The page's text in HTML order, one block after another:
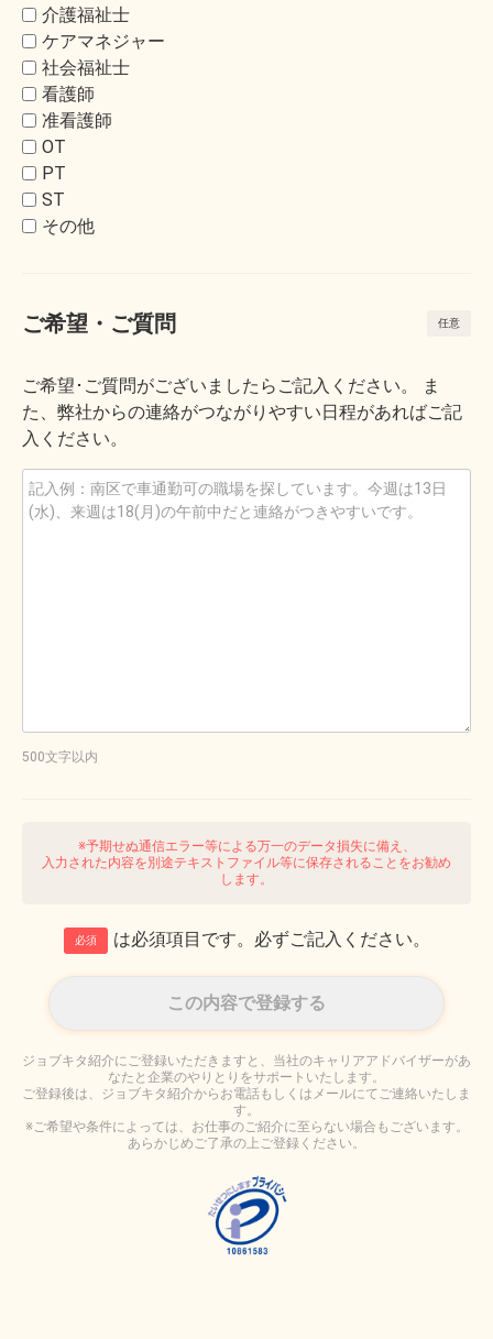
介護福祉士
ケアマネジャー
社会福祉士
看護師
准看護師
OT
PT
ST
その他
ご希望・ご質問
ご希望･ご質問がございましたらご記入ください。 ま
た、弊社からの連絡がつながりやすい日程があればご記
入ください。
500文字以内
※予期せぬ通信エラー等による万一のデータ損失に備え、
入力された内容を別途テキストファイル等に保存されることをお勧め
します。
必須 は必須項目です。必ずご記入ください。
ジョブキタ紹介にご登録いただきますと、当社のキャリアアドバイザーがあ
なたと企業のやりとりをサポートいたします。
ご登録後は、ジョブキタ紹介からお電話もしくはメールにてご連絡いたしま
す。
※ご希望や条件によっては、お仕事のご紹介に至らない場合もございます。
あらかじめご了承の上ご登録ください。